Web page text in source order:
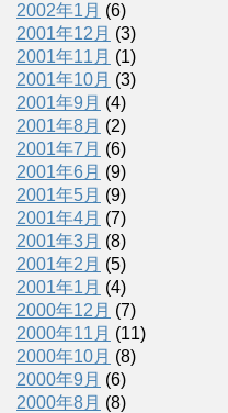
2002年1月 (6)
2001年12月 (3)
2001年11月 (1)
2001年10月 (3)
2001年9月 (4)
2001年8月 (2)
2001年7月 (6)
2001年6月 (9)
2001年5月 (9)
2001年4月 (7)
2001年3月 (8)
2001年2月 (5)
2001年1月 (4)
2000年12月 (7)
2000年11月 (11)
2000年10月 (8)
2000年9月 (6)
2000年8月 (8)